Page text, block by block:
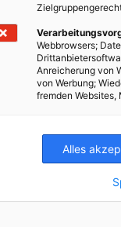
internationale
zu sparen und
mehr Artikel in
Therme Wien
für Wiener
Webbrowsers;
Anreicherung von
von Werbung;
fremden Websites,
Alles